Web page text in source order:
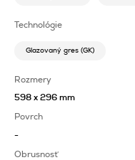
Technológie
Glazovaný gres (GK)
Rozmery
598 x 296 mm
Povrch
-
Obrusnosť